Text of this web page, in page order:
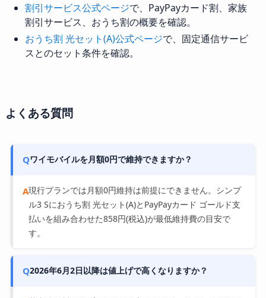
割引サービス公式ページで、PayPayカード割、家族
割引サービス、おうち割の概要を確認。
おうち割 光セット(A)公式ページで、固定通信サービ
スとのセット条件を確認。
よくある質問
Qワイモバイルを月額0円で維持できますか？
A現行プランでは月額0円維持は前提にできません。シンプ
ル3 Sにおうち割 光セット(A)とPayPayカード ゴールド支
払いを組み合わせた858円(税込)が最低維持費の目安で
す。
Q2026年6月2日以降は値上げで高くなりますか？